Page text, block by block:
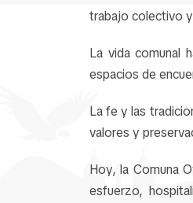
trabajo colectivo
La vida comunal
espacios de
La fe y las
valores y
Hoy, la Comuna
esfuerzo,